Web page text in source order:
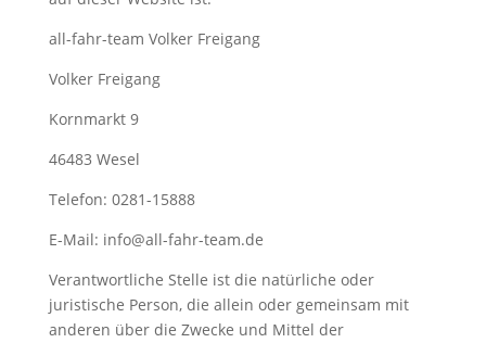
all-fahr-team Volker Freigang
Volker Freigang
Kornmarkt 9
46483 Wesel
Telefon: 0281-15888
E-Mail: info@all-fahr-team.de
Verantwortliche Stelle ist die natürliche oder
juristische Person, die allein oder gemeinsam mit
anderen über die Zwecke und Mittel der